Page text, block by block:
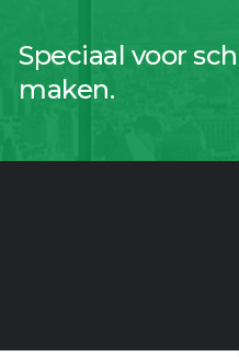
Speciaal voor
maken.